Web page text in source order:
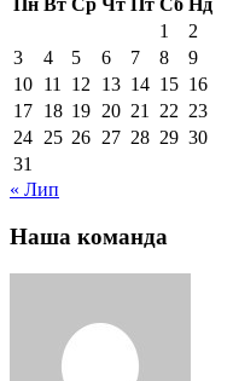
Пн Вт Ср Чт Пт Сб Нд
1
2
3
4 5 6 7 8
9
10 11 12 13 14 15 16
17 18 19 20 21 22 23
24 25 26 27 28 29 30
31
« Лип
Наша команда